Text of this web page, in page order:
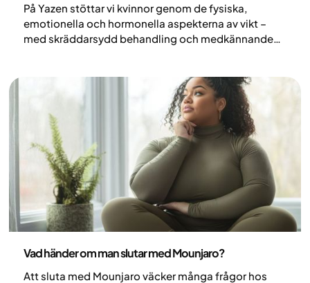
På Yazen stöttar vi kvinnor genom de fysiska,
emotionella och hormonella aspekterna av vikt –
med skräddarsydd behandling och medkännande
Vad händer om man slutar med Mounjaro?
Att sluta med Mounjaro väcker många frågor hos